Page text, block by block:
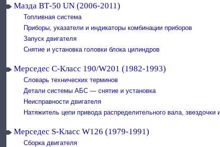
Мазда ВТ-50 UN (2006-2011)
Топливная система
Приборы, указатели и индикаторы комбинации приборов
Запуск двигателя
Снятие и установка головки блока цилиндров
Мерседес C-Класс 190/W201 (1982-1993)
Словарь технических терминов
Детали системы АБС — снятие и установка
Неисправности двигателя
Натяжитель цепи привода распределительного вала, звездочки
Мерседес S-Класс W126 (1979-1991)
Сборка двигателя